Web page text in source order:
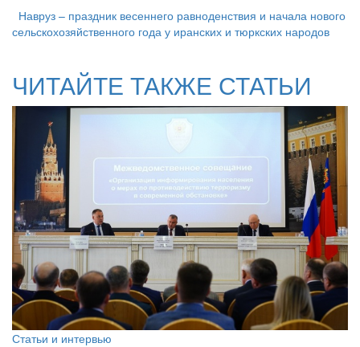
Навруз – праздник весеннего равноденствия и начала нового
сельскохозяйственного года у иранских и тюркских народов
ЧИТАЙТЕ ТАКЖЕ СТАТЬИ
Статьи и интервью